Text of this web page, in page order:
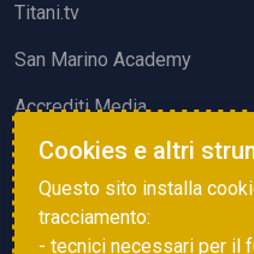
Titani.tv
San Marino Academy
Accrediti Media
ATTIVITÀ ED EVENTI
Squadre di Calcio
Cookies e altri
Questo sito installa
tracciamento:
- tecnici necessari per il